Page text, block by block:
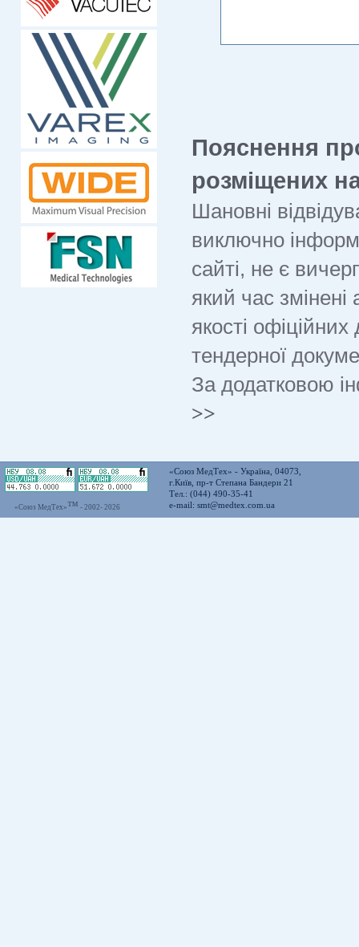
Пояснення
розміщених
Шановні
виключно
сайті, не є
який час
якості
тендерної
За додатковою
>>
«Союз МедТех»™ - 2002- 2026
«Союз МедТех» - Україна, 04073,
г.Київ, пр-т Степана Бандери 21
Тел.: (044) 490-35-41
e-mail: smt@medtex.com.ua